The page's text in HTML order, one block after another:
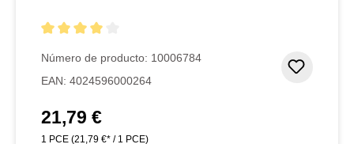
Número de producto: 10006784
EAN: 4024596000264
Precio normal:
21,79 €
1 PCE (21,79 €* / 1 PCE)